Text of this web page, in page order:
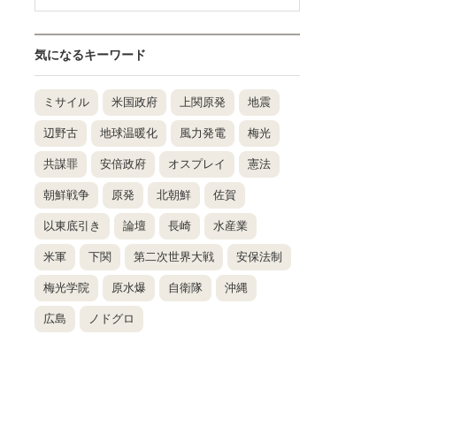
気になるキーワード
ミサイル 米国政府 上関原発 地震
辺野古 地球温暖化 風力発電 梅光
共謀罪 安倍政府 オスプレイ 憲法
朝鮮戦争 原発 北朝鮮 佐賀
以東底引き 論壇 長崎 水産業
米軍 下関 第二次世界大戦 安保法制
梅光学院 原水爆 自衛隊 沖縄
広島 ノドグロ